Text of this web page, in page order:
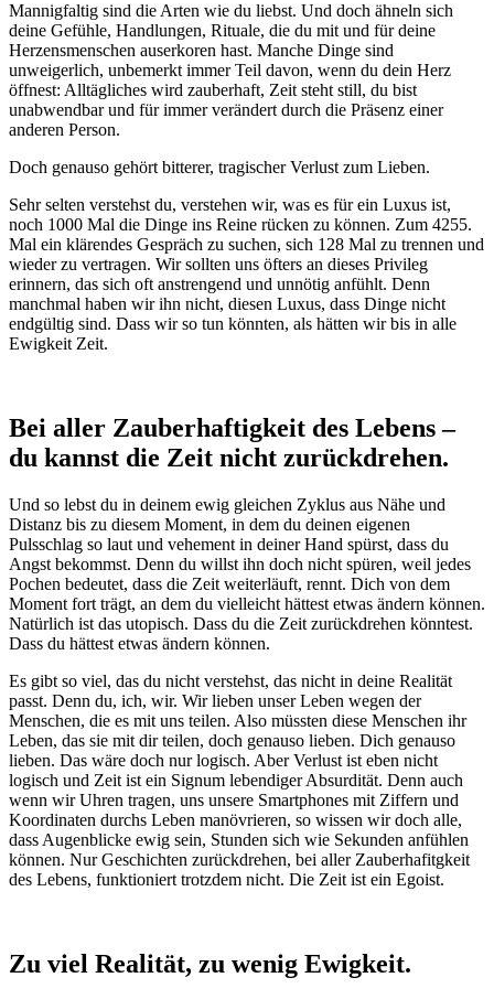
Mannigfaltig sind die Arten wie du liebst. Und doch ähneln sich
deine Gefühle, Handlungen, Rituale, die du mit und für deine
Herzensmenschen auserkoren hast. Manche Dinge sind
unweigerlich, unbemerkt immer Teil davon, wenn du dein Herz
öffnest: Alltägliches wird zauberhaft, Zeit steht still, du bist
unabwendbar und für immer verändert durch die Präsenz einer
anderen Person.
Doch genauso gehört bitterer, tragischer Verlust zum Lieben.
Sehr selten verstehst du, verstehen wir, was es für ein Luxus ist,
noch 1000 Mal die Dinge ins Reine rücken zu können. Zum 4255.
Mal ein klärendes Gespräch zu suchen, sich 128 Mal zu trennen und
wieder zu vertragen. Wir sollten uns öfters an dieses Privileg
erinnern, das sich oft anstrengend und unnötig anfühlt. Denn
manchmal haben wir ihn nicht, diesen Luxus, dass Dinge nicht
endgültig sind. Dass wir so tun könnten, als hätten wir bis in alle
Ewigkeit Zeit.
Bei aller Zauberhaftigkeit des Lebens –
du kannst die Zeit nicht zurückdrehen.
Und so lebst du in deinem ewig gleichen Zyklus aus Nähe und
Distanz bis zu diesem Moment, in dem du deinen eigenen
Pulsschlag so laut und vehement in deiner Hand spürst, dass du
Angst bekommst. Denn du willst ihn doch nicht spüren, weil jedes
Pochen bedeutet, dass die Zeit weiterläuft, rennt. Dich von dem
Moment fort trägt, an dem du vielleicht hättest etwas ändern können.
Natürlich ist das utopisch. Dass du die Zeit zurückdrehen könntest.
Dass du hättest etwas ändern können.
Es gibt so viel, das du nicht verstehst, das nicht in deine Realität
passt. Denn du, ich, wir. Wir lieben unser Leben wegen der
Menschen, die es mit uns teilen. Also müssten diese Menschen ihr
Leben, das sie mit dir teilen, doch genauso lieben. Dich genauso
lieben. Das wäre doch nur logisch. Aber Verlust ist eben nicht
logisch und Zeit ist ein Signum lebendiger Absurdität. Denn auch
wenn wir Uhren tragen, uns unsere Smartphones mit Ziffern und
Koordinaten durchs Leben manövrieren, so wissen wir doch alle,
dass Augenblicke ewig sein, Stunden sich wie Sekunden anfühlen
können. Nur Geschichten zurückdrehen, bei aller Zauberhafitgkeit
des Lebens, funktioniert trotzdem nicht. Die Zeit ist ein Egoist.
Zu viel Realität, zu wenig Ewigkeit.